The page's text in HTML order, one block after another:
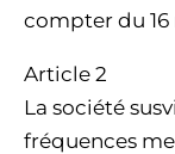
compter du 16
Article 2
La société
fréquences